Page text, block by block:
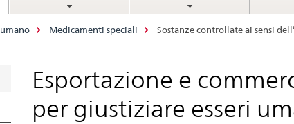
Medicamenti speciali Sostanze controllate ai sensi
Esportazione e
per giustiziare esseri